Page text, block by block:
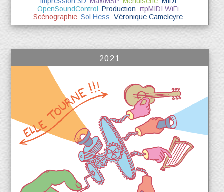
OpenSoundControl
Production rtpMIDI WiFi
Scénographie Sol Hess Véronique Cameleyre
2021